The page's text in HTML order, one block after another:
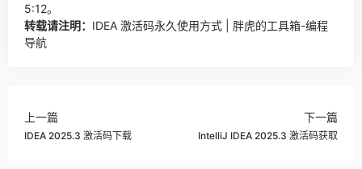
5:12。
转载请注明： IDEA 激活码永久使用方式 | 胖虎的工具箱-编程
导航
上一篇
IDEA 2025.3 激活码下载
下一篇
IntelliJ IDEA 2025.3 激活码获取